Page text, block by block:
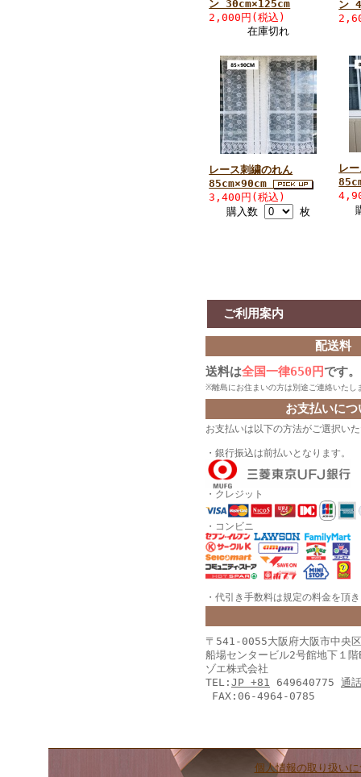
ン 30cm×125cm
2,000円(税込)
在庫切れ
ン
レース刺繍のれん
85cm×90cm
3,400円(税込)
購入数
枚
レ
ご利用案内
配送料
送料は全国一律650円です。
※離島にお住まいの方は別途ご連絡いたし
お支払いにつ
お支払いは以下の方法がご選択い
・銀行振込は前払いとなります。
・クレジット
・コンビニ
・代引き手数料は規定の料金を頂
〒541-0055大阪府大阪市中央
船場センタービル2号館地下
ゾエ株式会社
TEL: JP +81 649640775 通話
FAX:06-4964-0785
個人情報の取り扱い